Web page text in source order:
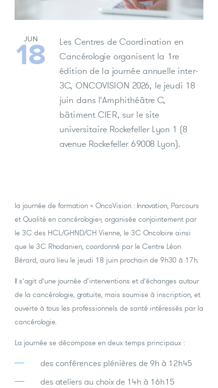
JUN
18
Les Centres de Coordination en
Cancérologie organisent la 1re
édition de la journée annuelle inter-
3C, ONCOVISION 2026, le jeudi 18
juin dans l'Amphithéâtre C,
bâtiment CIER, sur le site
universitaire Rockefeller Lyon 1 (8
avenue Rockefeller 69008 Lyon).
la journée de formation « OncoVision : Innovation, Parcours
et Qualité en cancérologie», organisée conjointement par
le 3C des HCL/GHND/CH Vienne, le 3C Oncoloire ainsi
que le 3C Rhodanien, coordonné par le Centre Léon
Bérard, aura lieu le jeudi 18 juin prochain de 9h30 à 17h.
Il s’agit d’une journée d’interventions et d’échanges autour
de la cancérologie, gratuite, mais soumise à inscription, et
ouverte à tous les professionnels de santé intéressés par la
cancérologie.
La journée se décompose en deux temps principaux :
des conférences plénières de 9h à 12h45
des ateliers au choix de 14h à 16h15